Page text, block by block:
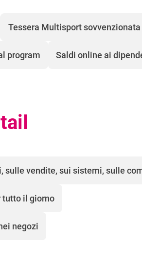
Tessera Multisport sovvenzionata
program Saldi online ai
sulle vendite, sui sistemi, sulle
tutto il giorno
negozi